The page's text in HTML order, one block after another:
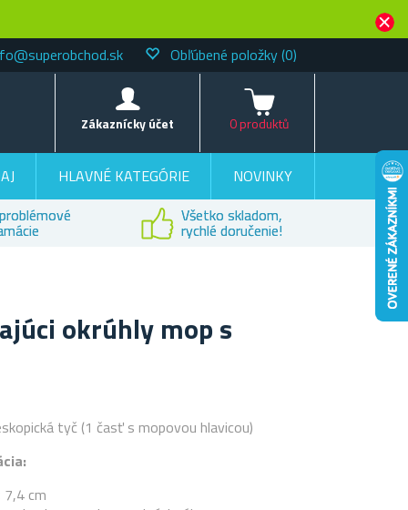
Obľúbené položky(0)
Zákaznícky účet
Košík
0 produktů
HLAVNÉ KATEGÓRIE
NOVINKY
Všetko skladom,
rychlé doručenie!
okrúhly mop s
tyč (1 časť s mopovou hlavicou)
7,4 cm